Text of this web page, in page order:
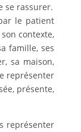
se rassurer.
le patient
contexte,
famille, ses
sa maison,
représenter
présente,
représenter